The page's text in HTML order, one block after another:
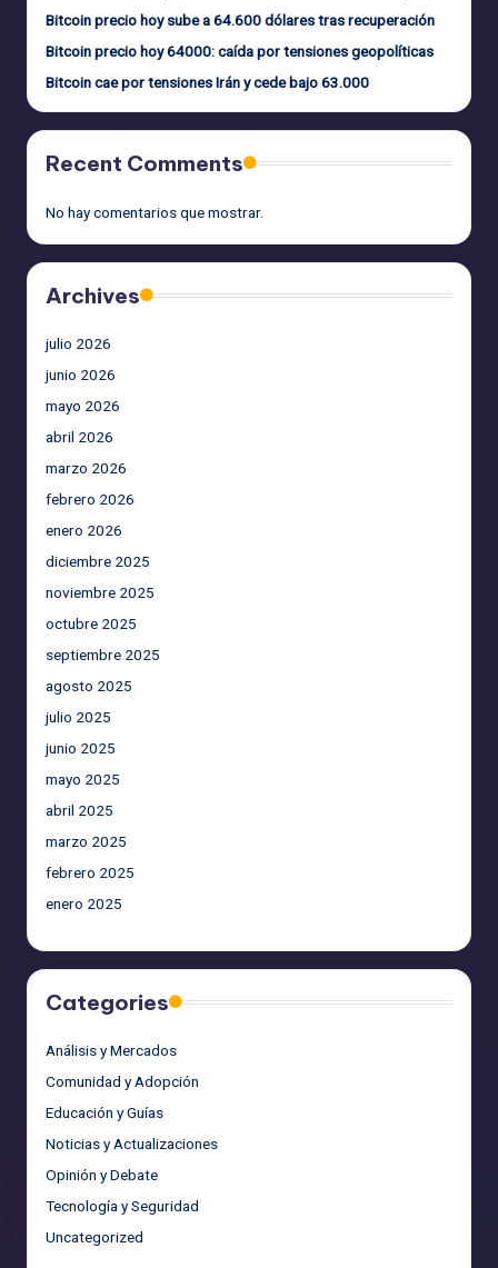
Bitcoin precio hoy sube a 64.600 dólares tras recuperación
Bitcoin precio hoy 64000: caída por tensiones geopolíticas
Bitcoin cae por tensiones Irán y cede bajo 63.000
Recent Comments
No hay comentarios que mostrar.
Archives
julio 2026
junio 2026
mayo 2026
abril 2026
marzo 2026
febrero 2026
enero 2026
diciembre 2025
noviembre 2025
octubre 2025
septiembre 2025
agosto 2025
julio 2025
junio 2025
mayo 2025
abril 2025
marzo 2025
febrero 2025
enero 2025
Categories
Análisis y Mercados
Comunidad y Adopción
Educación y Guías
Noticias y Actualizaciones
Opinión y Debate
Tecnología y Seguridad
Uncategorized